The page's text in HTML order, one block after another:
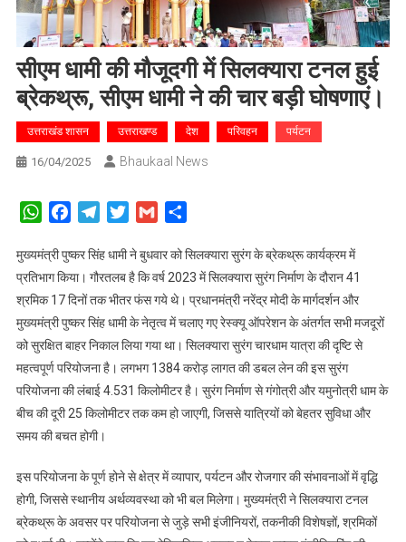
सीएम धामी की मौजूदगी में सिलक्यारा टनल हुई
ब्रेकथ्रू, सीएम धामी ने की चार बड़ी घोषणाएं।
उत्तराखंड शासन उत्तराखण्ड देश परिवहन पर्यटन
16/04/2025 Bhaukaal News
WhatsAppFacebookTelegramTwitterGmail
मुख्यमंत्री पुष्कर सिंह धामी ने बुधवार को सिलक्यारा सुरंग के ब्रेकथ्रू कार्यक्रम में
प्रतिभाग किया। गौरतलब है कि वर्ष 2023 में सिलक्यारा सुरंग निर्माण के दौरान 41
श्रमिक 17 दिनों तक भीतर फंस गये थे। प्रधानमंत्री नरेंद्र मोदी के मार्गदर्शन और
मुख्यमंत्री पुष्कर सिंह धामी के नेतृत्व में चलाए गए रेस्क्यू ऑपरेशन के अंतर्गत सभी मजदूरों
को सुरक्षित बाहर निकाल लिया गया था। सिलक्यारा सुरंग चारधाम यात्रा की दृष्टि से
महत्वपूर्ण परियोजना है। लगभग 1384 करोड़ लागत की डबल लेन की इस सुरंग
परियोजना की लंबाई 4.531 किलोमीटर है। सुरंग निर्माण से गंगोत्री और यमुनोत्री धाम के
बीच की दूरी 25 किलोमीटर तक कम हो जाएगी, जिससे यात्रियों को बेहतर सुविधा और
समय की बचत होगी।
इस परियोजना के पूर्ण होने से क्षेत्र में व्यापार, पर्यटन और रोजगार की संभावनाओं में वृद्धि
होगी, जिससे स्थानीय अर्थव्यवस्था को भी बल मिलेगा। मुख्यमंत्री ने सिलक्यारा टनल
ब्रेकथ्रू के अवसर पर परियोजना से जुड़े सभी इंजीनियरों, तकनीकी विशेषज्ञों, श्रमिकों